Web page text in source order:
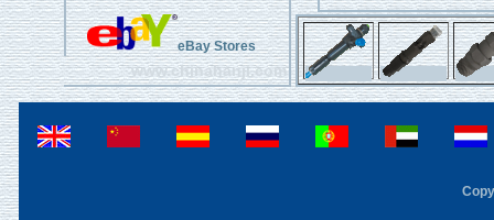
eBay Stores
www.chinahanji.com